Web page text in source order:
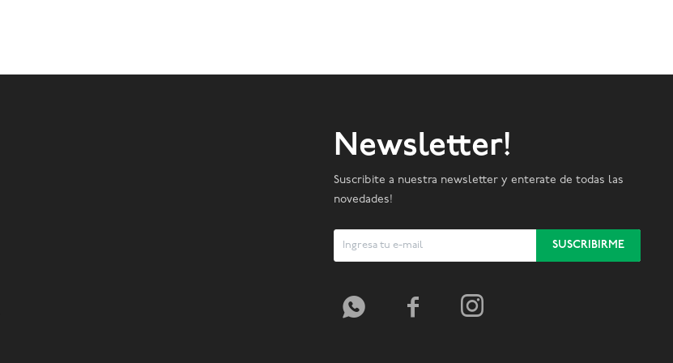
Newsletter!
Suscribite a nuestra newsletter y enterate de todas las
novedades!
SUSCRIBIRME
  